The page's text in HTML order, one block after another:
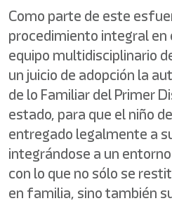
Como parte de este
procedimiento integral en
equipo multidisciplinario
un juicio de adopción la
de lo Familiar del Primer
estado, para que el niño
entregado legalmente a
integrándose a un
con lo que no sólo se
en familia, sino también